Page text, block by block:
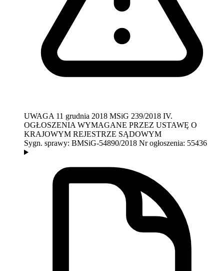
UWAGA 11 grudnia 2018 MSiG 239/2018 IV.
OGŁOSZENIA WYMAGANE PRZEZ USTAWĘ O
KRAJOWYM REJESTRZE SĄDOWYM
Sygn. sprawy: BMSiG-54890/2018 Nr ogłoszenia: 55436